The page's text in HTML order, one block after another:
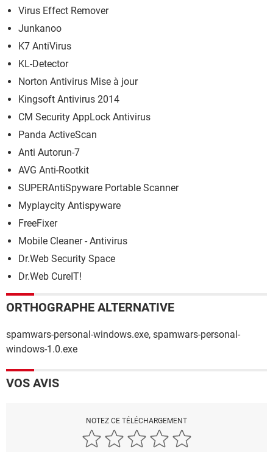
Virus Effect Remover
Junkanoo
K7 AntiVirus
KL-Detector
Norton Antivirus Mise à jour
Kingsoft Antivirus 2014
CM Security AppLock Antivirus
Panda ActiveScan
Anti Autorun-7
AVG Anti-Rootkit
SUPERAntiSpyware Portable Scanner
Myplaycity Antispyware
FreeFixer
Mobile Cleaner - Antivirus
Dr.Web Security Space
Dr.Web CureIT!
ORTHOGRAPHE ALTERNATIVE
spamwars-personal-windows.exe, spamwars-personal-
windows-1.0.exe
VOS AVIS
NOTEZ CE TÉLÉCHARGEMENT